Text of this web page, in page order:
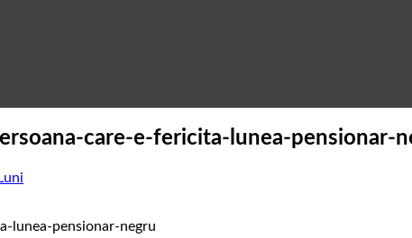
care-e-fericita-lunea-pensionar-
lunea-pensionar-negru